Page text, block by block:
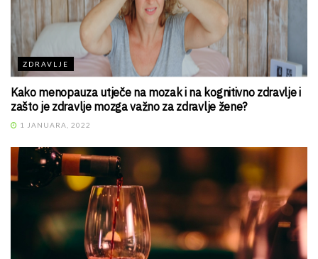
ZDRAVLJE
Kako menopauza utječe na mozak i na kognitivno zdravlje i
zašto je zdravlje mozga važno za zdravlje žene?
1 JANUARA, 2022